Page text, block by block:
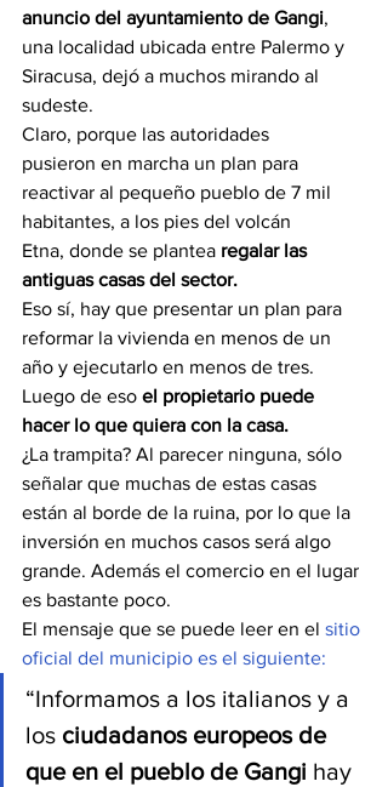
anuncio del ayuntamiento de Gangi,
una localidad ubicada entre Palermo y
Siracusa, dejó a muchos mirando al
sudeste.
Claro, porque las autoridades
pusieron en marcha un plan para
reactivar al pequeño pueblo de 7 mil
habitantes, a los pies del volcán
Etna, donde se plantea regalar las
antiguas casas del sector.
Eso sí, hay que presentar un plan para
reformar la vivienda en menos de un
año y ejecutarlo en menos de tres.
Luego de eso el propietario puede
hacer lo que quiera con la casa.
¿La trampita? Al parecer ninguna, sólo
señalar que muchas de estas casas
están al borde de la ruina, por lo que la
inversión en muchos casos será algo
grande. Además el comercio en el lugar
es bastante poco.
El mensaje que se puede leer en el sitio
oficial del municipio es el siguiente:
“Informamos a los italianos y a
los ciudadanos europeos de
que en el pueblo de Gangi hay